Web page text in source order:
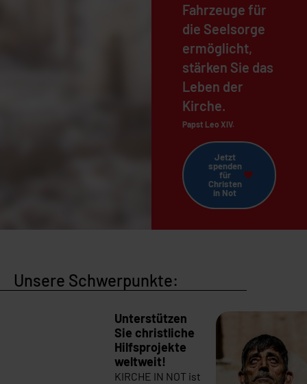
Fahrzeuge für
die Seelsorge
ermöglicht,
stärken Sie das
Leben der
Kirche.
Papst Leo XIV.
Jetzt
spenden
für
Christen
in Not
Unsere Schwerpunkte:
Unterstützen
Sie christliche
Hilfsprojekte
weltweit!
KIRCHE IN NOT ist